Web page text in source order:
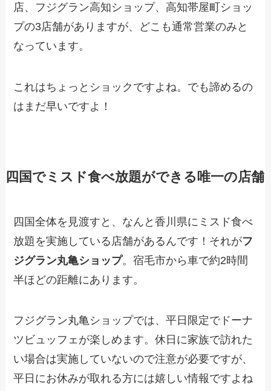
店、フジグラン高知ショップ、高知帯屋町ショッ
プの3店舗がありますが、どこも通常営業のみと
なっています。
これはちょっとショックですよね。でも諦めるの
はまだ早いですよ！
四国でミスド食べ放題ができる唯一の店舗
四国全体を見渡すと、なんと香川県にミスド食べ
放題を実施している店舗があるんです！それがフ
ジグラン丸亀ショップ。宿毛市から車で約2時間
半ほどの距離にあります。
フジグラン丸亀ショップでは、平日限定でドーナ
ツビュッフェが楽しめます。休日に家族で訪れた
い場合は実施していないので注意が必要ですが、
平日にお休みが取れる方には嬉しい情報ですよね